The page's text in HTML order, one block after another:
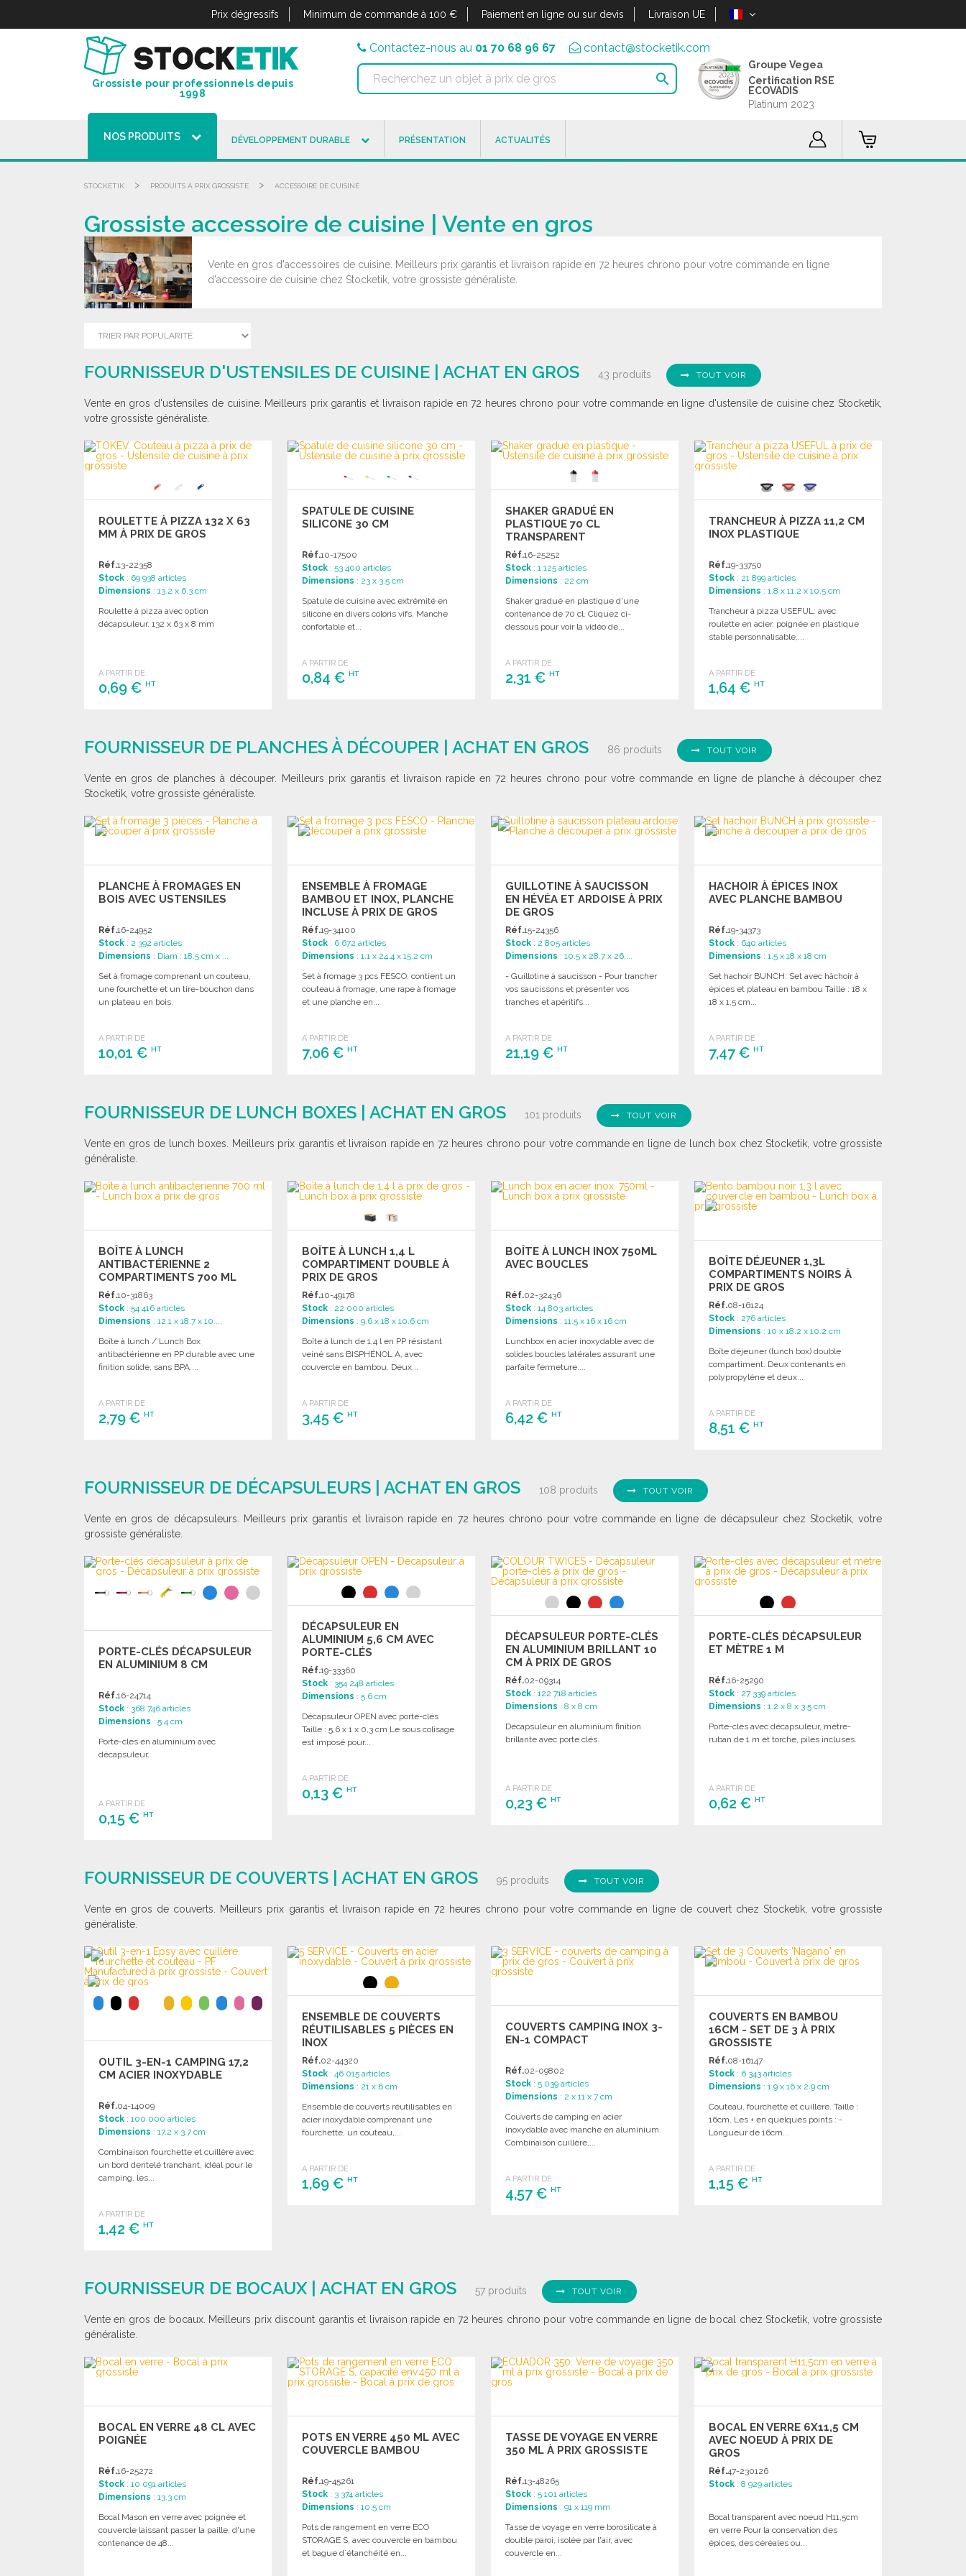
Prix dégressifs Minimum de commande à 100 € Paiement en ligne ou sur devis Livraison UE
Grossiste pour professionnels depuis
1998
Contactez-nous au 01 70 68 96 67 contact@stocketik.com

Groupe Vegea
Certification RSE
ECOVADIS
Platinum 2023
NOS PRODUITS DÉVELOPPEMENT DURABLE PRÉSENTATION ACTUALITÉS
STOCKETIK > PRODUITS À PRIX GROSSISTE > ACCESSOIRE DE CUISINE
Grossiste accessoire de cuisine | Vente en gros
Vente en gros d'accessoires de cuisine. Meilleurs prix garantis et livraison rapide en 72 heures chrono pour votre commande en ligne
d'accessoire de cuisine chez Stocketik, votre grossiste généraliste.
FOURNISSEUR D'USTENSILES DE CUISINE | ACHAT EN GROS 43 produits TOUT VOIR
Vente en gros d'ustensiles de cuisine. Meilleurs prix garantis et livraison rapide en 72 heures chrono pour votre commande en ligne d'ustensile de cuisine chez Stocketik,
votre grossiste généraliste.
ROULETTE À PIZZA 132 X 63
MM À PRIX DE GROS
Réf.13-22358
Stock : 69 938 articles
Dimensions : 13.2 x 6.3 cm
Roulette à pizza avec option
décapsuleur. 132 x 63 x 8 mm
A PARTIR DE
0,69 € HT
Demander un devis
SPATULE DE CUISINE
SILICONE 30 CM
Réf.10-17500
Stock : 53 400 articles
Dimensions : 23 x 3.5 cm
Spatule de cuisine avec extrémité en
silicone en divers coloris vifs. Manche
confortable et...
A PARTIR DE
0,84 €HT
SHAKER GRADUÉ EN
PLASTIQUE 70 CL
TRANSPARENT
Réf.16-25252
Stock : 1 125 articles
Dimensions : 22 cm
Shaker gradué en plastique d'une
contenance de 70 cl. Cliquez ci-
dessous pour voir la vidéo de...
A PARTIR DE
2,31 €HT
TRANCHEUR À PIZZA 11,2 CM
INOX PLASTIQUE
Réf.19-33750
Stock : 21 899 articles
Dimensions : 1.8 x 11.2 x 10.5 cm
Trancheur à pizza USEFUL: avec
roulette en acier, poignée en plastique
stable personnalisable,...
A PARTIR DE
1,64 €HT
Demander un devis
FOURNISSEUR DE PLANCHES À DÉCOUPER | ACHAT EN GROS 86 produits TOUT VOIR
Vente en gros de planches à découper. Meilleurs prix garantis et livraison rapide en 72 heures chrono pour votre commande en ligne de planche à découper chez
Stocketik, votre grossiste généraliste.
PLANCHE À FROMAGES EN
BOIS AVEC USTENSILES
Réf.16-24952
Stock : 2 392 articles
Dimensions : Diam : 18.5 cm x ...
Set à fromage comprenant un couteau,
une fourchette et un tire-bouchon dans
un plateau en bois.
A PARTIR DE
10,01 € HT
Demander un devis
ENSEMBLE À FROMAGE
BAMBOU ET INOX, PLANCHE
INCLUSE À PRIX DE GROS
Réf.19-34100
Stock : 6 672 articles
Dimensions : 1.1 x 24.4 x 15.2 cm
Set à fromage 3 pcs FESCO: contient un
couteau à fromage, une rape à fromage
et une planche en...
A PARTIR DE
7,06 €HT
Demander un devis
GUILLOTINE À SAUCISSON
EN HÉVÉA ET ARDOISE À PRIX
DE GROS
Réf.15-24356
Stock : 2 805 articles
Dimensions : 10.5 x 28.7 x 26....
- Guillotine à saucisson - Pour trancher
vos saucissons et présenter vos
tranches et apéritifs...
A PARTIR DE
21,19 €HT
Demander un devis
HACHOIR À ÉPICES INOX
AVEC PLANCHE BAMBOU
Réf.19-34373
Stock : 640 articles
Dimensions : 1.5 x 18 x 18 cm
Set hachoir BUNCH: Set avec hâchoir à
épices et plateau en bambou Taille : 18 x
18 x 1,5 cm...
A PARTIR DE
7,47 €HT
FOURNISSEUR DE LUNCH BOXES | ACHAT EN GROS 101 produits TOUT VOIR
Vente en gros de lunch boxes. Meilleurs prix garantis et livraison rapide en 72 heures chrono pour votre commande en ligne de lunch box chez Stocketik, votre grossiste
généraliste.
BOÎTE À LUNCH
ANTIBACTÉRIENNE 2
COMPARTIMENTS 700 ML
Réf.10-31863
Stock : 54 416 articles
Dimensions : 12.1 x 18.7 x 10....
Boîte à lunch / Lunch Box
antibactérienne en PP durable avec une
finition solide, sans BPA....
A PARTIR DE
2,79 € HT
BOÎTE À LUNCH 1,4 L
COMPARTIMENT DOUBLE À
PRIX DE GROS
Réf.10-49178
Stock : 22 000 articles
Dimensions : 9.6 x 18 x 10.6 cm
Boîte à lunch de 1,4 l en PP résistant
veiné sans BISPHÉNOL A, avec
couvercle en bambou. Deux...
A PARTIR DE
3,45 €HT
BOÎTE À LUNCH INOX 750ML
AVEC BOUCLES
Réf.02-32436
Stock : 14 803 articles
Dimensions : 11.5 x 16 x 16 cm
Lunchbox en acier inoxydable avec de
solides boucles latérales assurant une
parfaite fermeture....
A PARTIR DE
6,42 €HT
BOÎTE DÉJEUNER 1,3L
COMPARTIMENTS NOIRS À
PRIX DE GROS
Réf.08-16124
Stock : 276 articles
Dimensions : 10 x 18.2 x 10.2 cm
Boîte déjeuner (lunch box) double
compartiment. Deux contenants en
polypropylène et deux...
A PARTIR DE
8,51 €HT
FOURNISSEUR DE DÉCAPSULEURS | ACHAT EN GROS 108 produits TOUT VOIR
Vente en gros de décapsuleurs. Meilleurs prix garantis et livraison rapide en 72 heures chrono pour votre commande en ligne de décapsuleur chez Stocketik, votre
grossiste généraliste.
PORTE-CLÉS DÉCAPSULEUR
EN ALUMINIUM 8 CM
Réf.16-24714
Stock : 368 746 articles
Dimensions : 5.4 cm
Porte-clés en aluminium avec
décapsuleur.
A PARTIR DE
0,15 € HT
Demander un devis
DÉCAPSULEUR EN
ALUMINIUM 5,6 CM AVEC
PORTE-CLÉS
Réf.19-33360
Stock : 354 248 articles
Dimensions : 5.6 cm
Décapsuleur OPEN avec porte-clés
Taille : 5,6 x 1 x 0,3 cm Le sous colisage
est imposé pour...
A PARTIR DE
0,13 €HT
DÉCAPSULEUR PORTE-CLÉS
EN ALUMINIUM BRILLANT 10
CM À PRIX DE GROS
Réf.02-09314
Stock : 122 718 articles
Dimensions : 8 x 8 cm
Décapsuleur en aluminium finition
brillante avec porte clés.
A PARTIR DE
0,23 €HT
PORTE-CLÉS DÉCAPSULEUR
ET MÈTRE 1 M
Réf.16-25290
Stock : 27 339 articles
Dimensions : 1.2 x 8 x 3.5 cm
Porte-clés avec décapsuleur, mètre-
ruban de 1 m et torche, piles incluses.
A PARTIR DE
0,62 €HT
FOURNISSEUR DE COUVERTS | ACHAT EN GROS 95 produits TOUT VOIR
Vente en gros de couverts. Meilleurs prix garantis et livraison rapide en 72 heures chrono pour votre commande en ligne de couvert chez Stocketik, votre grossiste
généraliste.
OUTIL 3-EN-1 CAMPING 17,2
CM ACIER INOXYDABLE
Réf.04-14009
Stock : 100 000 articles
Dimensions : 17.2 x 3.7 cm
Combinaison fourchette et cuillère avec
un bord dentelé tranchant, idéal pour le
camping, les...
A PARTIR DE
1,42 € HT
Demander un devis
ENSEMBLE DE COUVERTS
RÉUTILISABLES 5 PIÈCES EN
INOX
Réf.02-44320
Stock : 46 015 articles
Dimensions : 21 x 6 cm
Ensemble de couverts réutilisables en
acier inoxydable comprenant une
fourchette, un couteau,...
A PARTIR DE
1,69 €HT
COUVERTS CAMPING INOX 3-
EN-1 COMPACT
Réf.02-09802
Stock : 5 039 articles
Dimensions : 2 x 11 x 7 cm
Couverts de camping en acier
inoxydable avec manche en aluminium.
Combinaison cuillère,...
A PARTIR DE
4,57 €HT
COUVERTS EN BAMBOU
16CM - SET DE 3 À PRIX
GROSSISTE
Réf.08-16147
Stock : 6 343 articles
Dimensions : 1.9 x 16 x 2.9 cm
Couteau, fourchette et cuillère. Taille :
16cm. Les + en quelques points : -
Longueur de 16cm...
A PARTIR DE
1,15 €HT
FOURNISSEUR DE BOCAUX | ACHAT EN GROS 57 produits TOUT VOIR
Vente en gros de bocaux. Meilleurs prix discount garantis et livraison rapide en 72 heures chrono pour votre commande en ligne de bocal chez Stocketik, votre grossiste
généraliste.
BOCAL EN VERRE 48 CL AVEC
POIGNÉE
Réf.16-25272
Stock : 10 091 articles
Dimensions : 13.3 cm
Bocal Mason en verre avec poignée et
couvercle laissant passer la paille, d'une
contenance de 48...
POTS EN VERRE 450 ML AVEC
COUVERCLE BAMBOU
Réf.19-45261
Stock : 3 374 articles
Dimensions : 10.5 cm
Pots de rangement en verre ECO
STORAGE S, avec couvercle en bambou
et bague d´étanchéité en...
TASSE DE VOYAGE EN VERRE
350 ML À PRIX GROSSISTE
Réf.13-48265
Stock : 5 101 articles
Dimensions : 91 x 119 mm
Tasse de voyage en verre borosilicate à
double paroi, isolée par l'air, avec
couvercle en...
BOCAL EN VERRE 6X11,5 CM
AVEC NOEUD À PRIX DE
GROS
Réf.47-230126
Stock : 8 929 articles
Bocal transparent avec noeud H11,5cm
en verre Pour la conservation des
épices, des céréales ou...